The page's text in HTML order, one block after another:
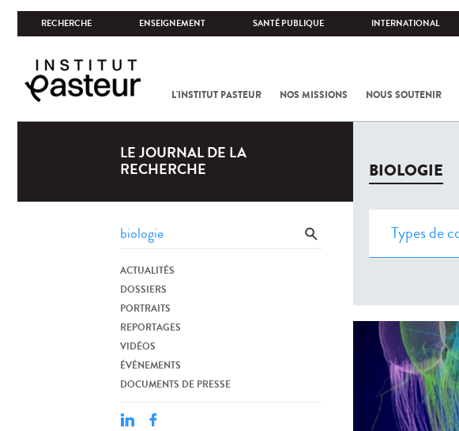
RECHERCHE ENSEIGNEMENT SANTÉ PUBLIQUE INTERNATIONAL
L'INSTITUT PASTEUR NOS MISSIONS NOUS SOUTENIR
LE JOURNAL DE LA
RECHERCHE
ACTUALITÉS
DOSSIERS
PORTRAITS
REPORTAGES
VIDÉOS
ÉVÉNEMENTS
DOCUMENTS DE PRESSE
BIOLOGIE